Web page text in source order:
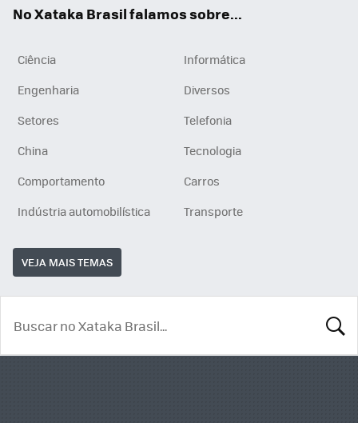
No Xataka Brasil falamos sobre...
Ciência
Informática
Engenharia
Diversos
Setores
Telefonia
China
Tecnologia
Comportamento
Carros
Indústria automobilística
Transporte
VEJA MAIS TEMAS